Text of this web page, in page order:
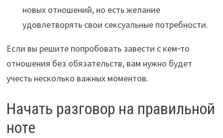
новых отношений, но есть желание
удовлетворять свои сексуальные потребности.
Если вы решите попробовать завести с кем‑то
отношения без обязательств, вам нужно будет
учесть несколько важных моментов.
Начать разговор на правильной
ноте